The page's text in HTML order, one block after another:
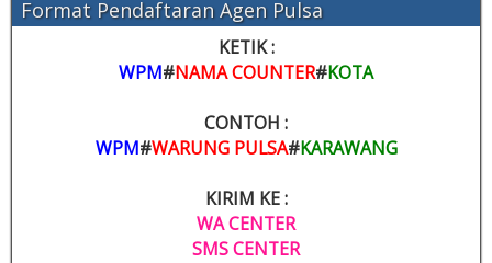
Format Pendaftaran Agen Pulsa
KETIK :
WPM#NAMA COUNTER#KOTA
CONTOH :
WPM#WARUNG PULSA#KARAWANG
KIRIM KE :
WA CENTER
SMS CENTER